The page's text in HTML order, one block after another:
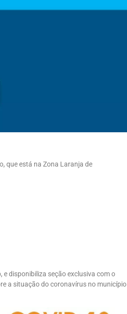
que está na Zona Laranja de
disponibiliza seção exclusiva com o
a situação do coronavírus no município